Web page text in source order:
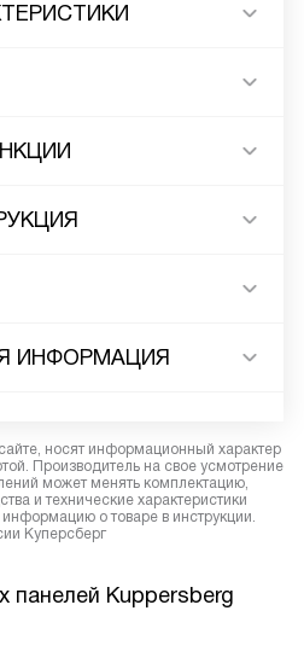
ИНФОРМАЦИЯ
носят информационный характер
Производитель на свое усмотрение
может менять комплектацию,
и технические характеристики
о товаре в инструкции.
Куперсберг
панелей Kuppersberg